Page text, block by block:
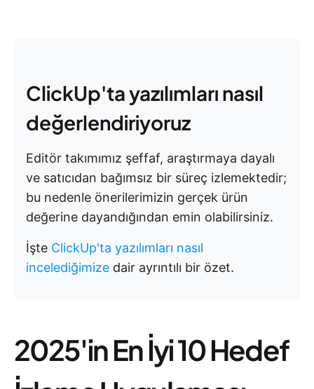
ClickUp'ta yazılımları nasıl
değerlendiriyoruz
Editör takımımız şeffaf, araştırmaya dayalı
ve satıcıdan bağımsız bir süreç izlemektedir;
bu nedenle önerilerimizin gerçek ürün
değerine dayandığından emin olabilirsiniz.
İşte ClickUp'ta yazılımları nasıl
incelediğimize dair ayrıntılı bir özet.
2025'in En İyi 10 Hedef